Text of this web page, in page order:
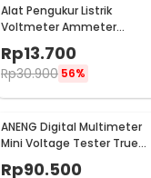
Alat Pengukur Listrik
Voltmeter Ammeter
Electric DIY LED Display -
GN-0117
Rp13.700
Rp30.900 56%
ANENG Digital Multimeter
Mini Voltage Tester True
Rp90.500